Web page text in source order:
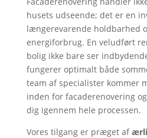
husets udseende; det er en
længerevarende holdbarhed
energiforbrug. En veludført
bolig ikke bare ser
fungerer optimalt både
team af specialister kommer
inden for facaderenovering
dig igennem hele processen.
Vores tilgang er præget af